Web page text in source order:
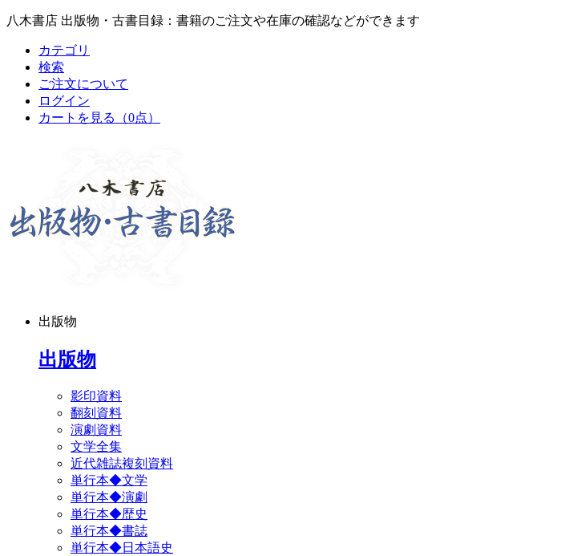
八木書店 出版物・古書目録：書籍のご注文や在庫の確認などができます
カテゴリ
検索
ご注文について
ログイン
カートを見る
（0点）
出版物
出版物
影印資料
翻刻資料
演劇資料
文学全集
近代雑誌複刻資料
単行本◆文学
単行本◆演劇
単行本◆歴史
単行本◆書誌
単行本◆日本語史